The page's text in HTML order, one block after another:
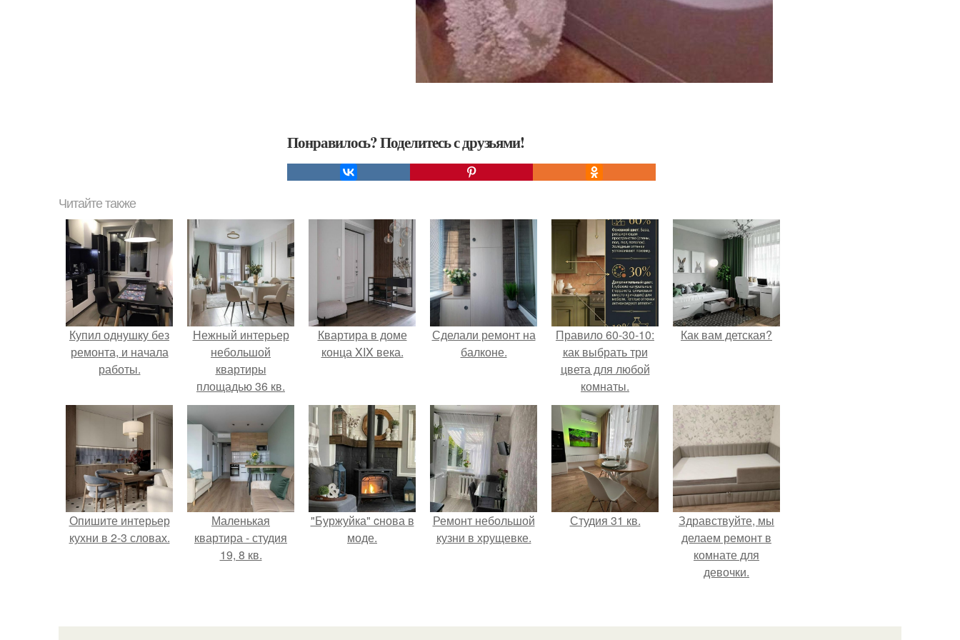
Понравилось? Поделитесь с друзьями!
Читайте также
Купил однушку без
ремонта, и начала
работы.
Нежный интерьер
небольшой
квартиры
площадью 36 кв.
Квартира в доме
конца XIX века.
Сделали ремонт на
балконе.
Правило 60-30-10:
как выбрать три
цвета для любой
комнаты.
Как вам детская?
Опишите интерьер
кухни в 2-3 словах.
Маленькая
квартира - студия
19, 8 кв.
"Буржуйка" cнова в
моде.
Ремонт небольшой
кузни в хрущевке.
Студия 31 кв.
Здравствуйте, мы
делаем ремонт в
комнате для
девочки.